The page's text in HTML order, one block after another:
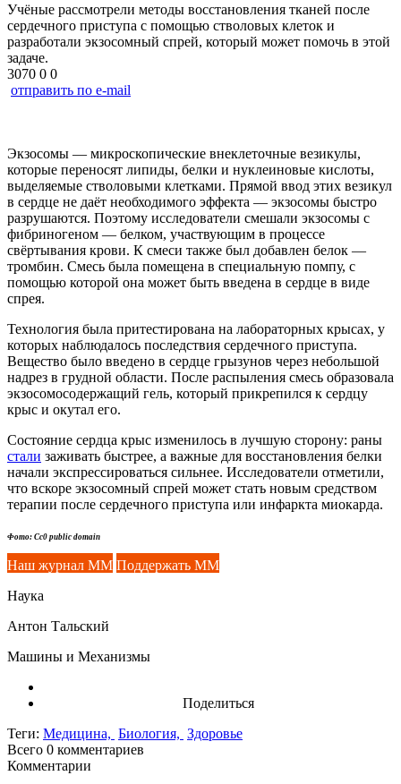
Учёные рассмотрели методы восстановления тканей после
сердечного приступа с помощью стволовых клеток и
разработали экзосомный спрей, который может помочь в этой
задаче.
3070 0 0
отправить по e-mail
Экзосомы — микроскопические внеклеточные везикулы,
которые переносят липиды, белки и нуклеиновые кислоты,
выделяемые стволовыми клетками. Прямой ввод этих везикул
в сердце не даёт необходимого эффекта — экзосомы быстро
разрушаются. Поэтому исследователи смешали экзосомы с
фибриногеном — белком, участвующим в процессе
свёртывания крови. К смеси также был добавлен белок —
тромбин. Смесь была помещена в специальную помпу, с
помощью которой она может быть введена в сердце в виде
спрея.
Технология была притестирована на лабораторных крысах, у
которых наблюдалось последствия сердечного приступа.
Вещество было введено в сердце грызунов через небольшой
надрез в грудной области. После распыления смесь образовала
экзосомосодержащий гель, который прикрепился к сердцу
крыс и окутал его.
Состояние сердца крыс изменилось в лучшую сторону: раны
стали заживать быстрее, а важные для восстановления белки
начали экспрессироваться сильнее. Исследователи отметили,
что вскоре экзосомный спрей может стать новым средством
терапии после сердечного приступа или инфаркта миокарда.
Фото: Cc0 public domain
Наш журнал ММ Поддержать ММ
Наука
Антон Тальский
Машины и Механизмы
Поделиться
Теги: Медицина, Биология, Здоровье
Всего 0 комментариев
Комментарии